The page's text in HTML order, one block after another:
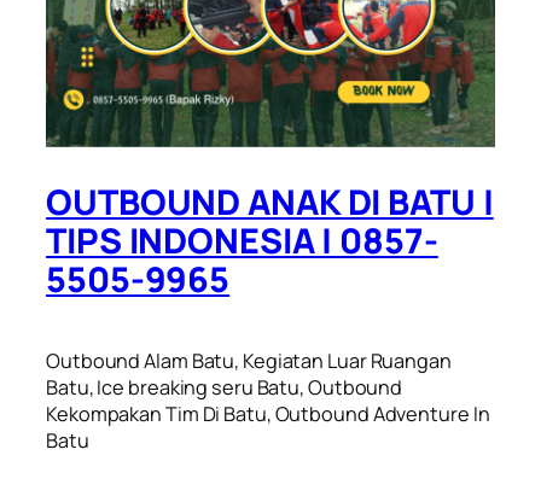
OUTBOUND ANAK DI BATU |
TIPS INDONESIA | 0857-
5505-9965
Outbound Alam Batu, Kegiatan Luar Ruangan
Batu, Ice breaking seru Batu, Outbound
Kekompakan Tim Di Batu, Outbound Adventure In
Batu